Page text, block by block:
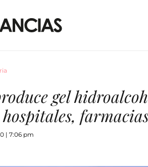
gel
| 7:06 pm